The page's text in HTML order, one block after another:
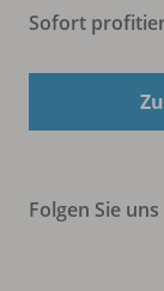
Sofort
Folgen Sie